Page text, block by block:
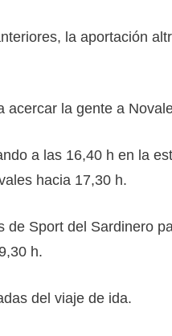
la aportación
acercar la gente a
a las 16,40 h en la
hacia 17,30 h.
Sport del Sardinero
h.
del viaje de ida.